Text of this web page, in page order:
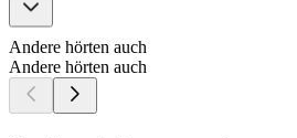
Andere hörten auch
Andere hörten auch